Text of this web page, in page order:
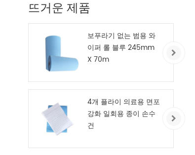
뜨거운 제품
보푸라기 없는 범용 와
이퍼 롤 블루 245mm
X 70m
4개 플라이 의료용 면포
강화 일회용 종이 손수
건